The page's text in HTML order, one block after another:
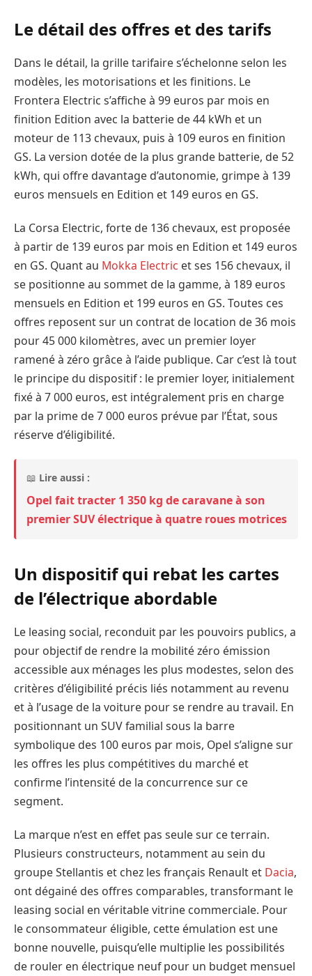
Le détail des offres et des tarifs
Dans le détail, la grille tarifaire s’échelonne selon les
modèles, les motorisations et les finitions. Le
Frontera Electric s’affiche à 99 euros par mois en
finition Edition avec la batterie de 44 kWh et un
moteur de 113 chevaux, puis à 109 euros en finition
GS. La version dotée de la plus grande batterie, de 52
kWh, qui offre davantage d’autonomie, grimpe à 139
euros mensuels en Edition et 149 euros en GS.
La Corsa Electric, forte de 136 chevaux, est proposée
à partir de 139 euros par mois en Edition et 149 euros
en GS. Quant au Mokka Electric et ses 156 chevaux, il
se positionne au sommet de la gamme, à 189 euros
mensuels en Edition et 199 euros en GS. Toutes ces
offres reposent sur un contrat de location de 36 mois
pour 45 000 kilomètres, avec un premier loyer
ramené à zéro grâce à l’aide publique. Car c’est là tout
le principe du dispositif : le premier loyer, initialement
fixé à 7 000 euros, est intégralement pris en charge
par la prime de 7 000 euros prévue par l’État, sous
réserve d’éligibilité.
📖 Lire aussi :
Opel fait tracter 1 350 kg de caravane à son
premier SUV électrique à quatre roues motrices
Un dispositif qui rebat les cartes
de l’électrique abordable
Le leasing social, reconduit par les pouvoirs publics, a
pour objectif de rendre la mobilité zéro émission
accessible aux ménages les plus modestes, selon des
critères d’éligibilité précis liés notamment au revenu
et à l’usage de la voiture pour se rendre au travail. En
positionnant un SUV familial sous la barre
symbolique des 100 euros par mois, Opel s’aligne sur
les offres les plus compétitives du marché et
confirme l’intensité de la concurrence sur ce
segment.
La marque n’est en effet pas seule sur ce terrain.
Plusieurs constructeurs, notamment au sein du
groupe Stellantis et chez les français Renault et Dacia,
ont dégainé des offres comparables, transformant le
leasing social en véritable vitrine commerciale. Pour
le consommateur éligible, cette émulation est une
bonne nouvelle, puisqu’elle multiplie les possibilités
de rouler en électrique neuf pour un budget mensuel